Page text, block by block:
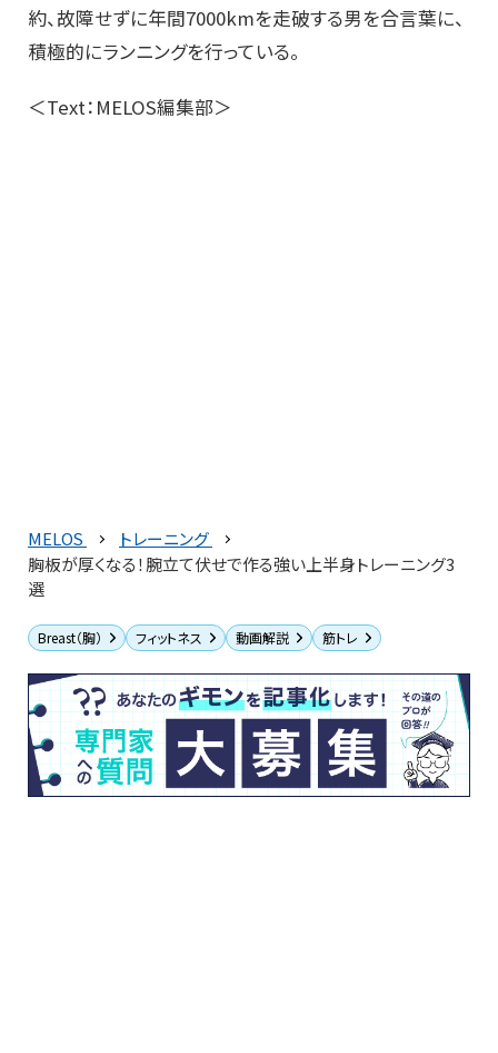
約、故障せずに年間7000kmを走破する男を合言葉に、
積極的にランニングを行っている。
＜Text：MELOS編集部＞
MELOS
トレーニング
胸板が厚くなる！腕立て伏せで作る強い上半身トレーニング3
選
Breast（胸） フィットネス 動画解説 筋トレ